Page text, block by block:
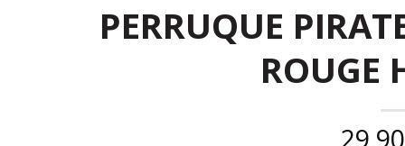
PERRUQUE
ROUGE